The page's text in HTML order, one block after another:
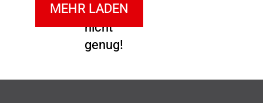
MEHR LADEN